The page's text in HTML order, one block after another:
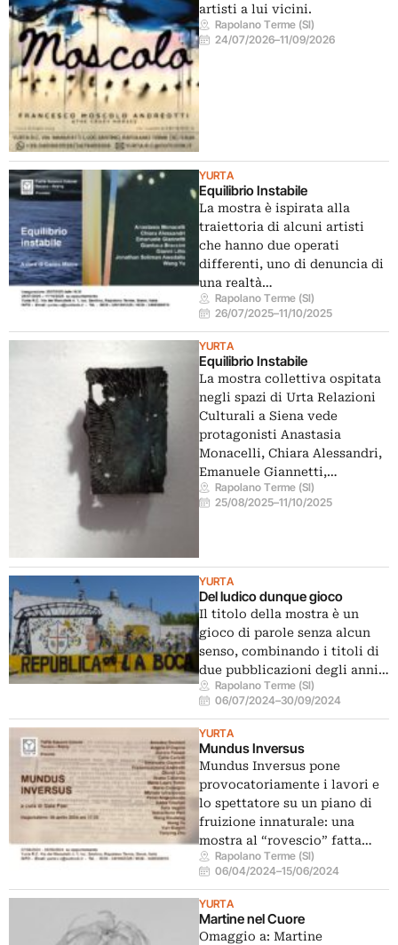
artisti a lui vicini.
Rapolano Terme (SI)
24/07/2026–11/09/2026
YURTA
Equilibrio Instabile
La mostra è ispirata alla
traiettoria di alcuni artisti
che hanno due operati
differenti, uno di denuncia di
una realtà…
Rapolano Terme (SI)
26/07/2025–11/10/2025
YURTA
Equilibrio Instabile
La mostra collettiva ospitata
negli spazi di Urta Relazioni
Culturali a Siena vede
protagonisti Anastasia
Monacelli, Chiara Alessandri,
Emanuele Giannetti,…
Rapolano Terme (SI)
25/08/2025–11/10/2025
YURTA
Del ludico dunque gioco
Il titolo della mostra è un
gioco di parole senza alcun
senso, combinando i titoli di
due pubblicazioni degli anni…
Rapolano Terme (SI)
06/07/2024–30/09/2024
YURTA
Mundus Inversus
Mundus Inversus pone
provocatoriamente i lavori e
lo spettatore su un piano di
fruizione innaturale: una
mostra al “rovescio” fatta…
Rapolano Terme (SI)
06/04/2024–15/06/2024
YURTA
Martine nel Cuore
Omaggio a: Martine